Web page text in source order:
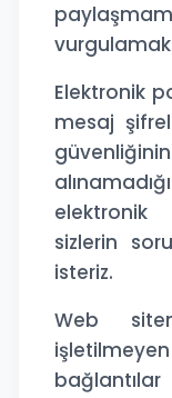
vurgulamak
Elektronik
mesaj
elektronik
sizlerin
isteriz.
Web